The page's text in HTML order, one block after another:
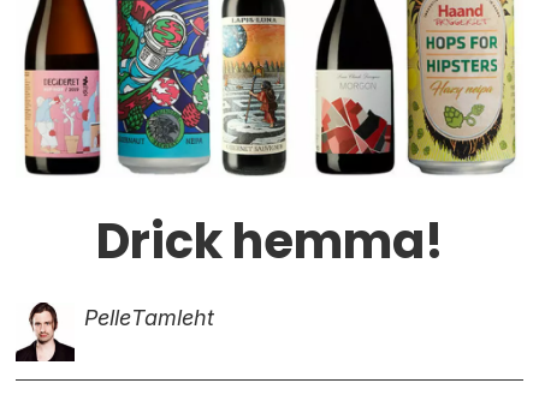
Drick hemma!
PelleTamleht